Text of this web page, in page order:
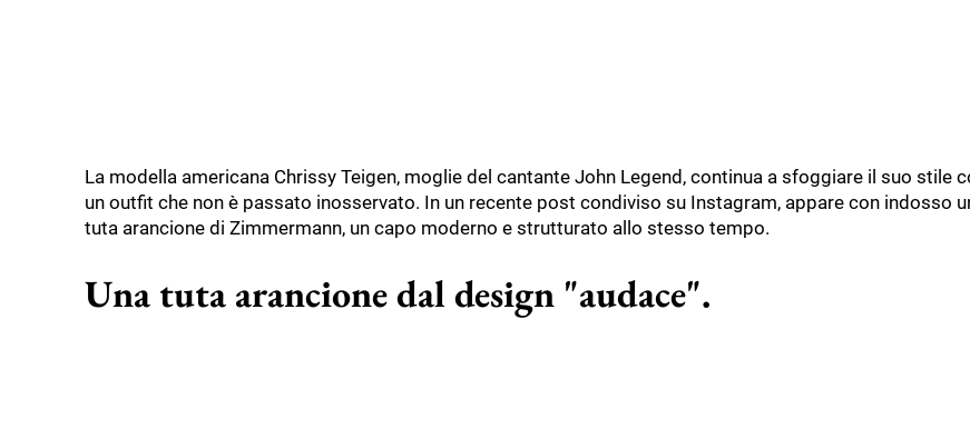
La modella americana Chrissy Teigen, moglie del cantante John Legend, continua a sfoggiare il suo stile
un outfit che non è passato inosservato. In un recente post condiviso su Instagram, appare con indosso
tuta arancione di Zimmermann, un capo moderno e strutturato allo stesso tempo.
Una tuta arancione dal design "audace".